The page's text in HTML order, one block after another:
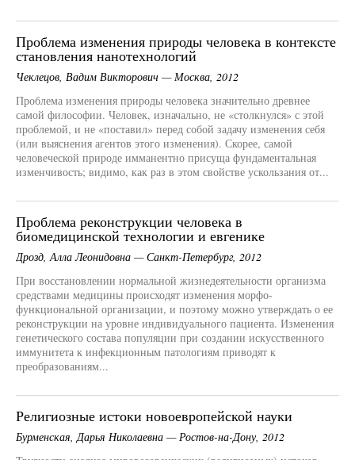
Проблема изменения природы человека в контексте
становления нанотехнологий
Чеклецов, Вадим Викторович — Москва, 2012
Проблема изменения природы человека значительно древнее
самой философии. Человек, изначально, не «столкнулся» с этой
проблемой, и не «поставил» перед собой задачу изменения себя
(или выяснения агентов этого изменения). Скорее, самой
человеческой природе имманентно присуща фундаментальная
изменчивость; видимо, как раз в этом свойстве ускользания от...
Проблема реконструкции человека в
биомедицинской технологии и евгенике
Дрозд, Алла Леонидовна — Санкт-Петербург, 2012
При восстановлении нормальной жизнедеятельности организма
средствами медицины происходят изменения морфо-
функциональной организации, и поэтому можно утверждать о ее
реконструкции на уровне индивидуального пациента. Изменения
генетического состава популяции при создании искусственного
иммунитета к инфекционным патологиям приводят к
преобразованиям...
Религиозные истоки новоевропейской науки
Бурменская, Дарья Николаевна — Ростов-на-Дону, 2012